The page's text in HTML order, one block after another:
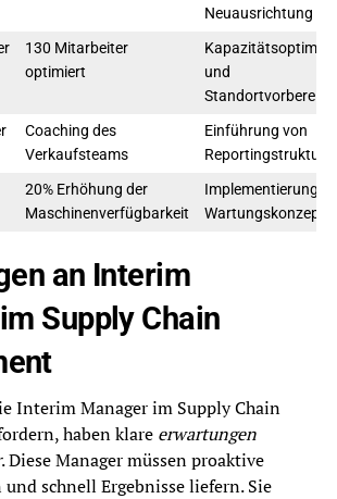
Neuausrichtung
130 Mitarbeiter
optimiert
und
Coaching des
Verkaufsteams
Einführung von
20% Erhöhung der
Maschinenverfügbarkeit
Implementierung
Wartungskonzepte
an Interim
Supply Chain
Interim Manager im Supply Chain
haben klare erwartungen
. Diese Manager müssen proaktive
schnell Ergebnisse liefern. Sie